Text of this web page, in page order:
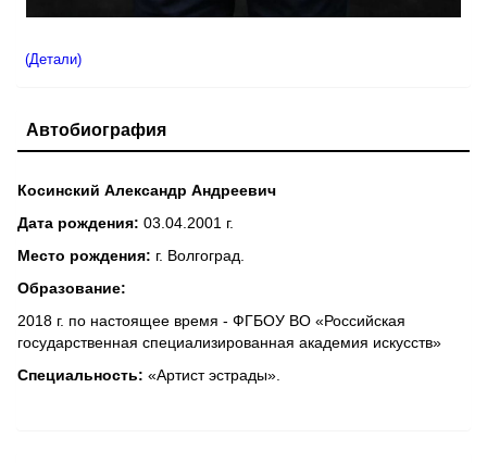
(Детали)
Автобиография
Косинский Александр Андреевич
Дата рождения: 03.04.2001 г.
Место рождения: г. Волгоград.
Образование:
2018 г. по настоящее время - ФГБОУ ВО «Российская
государственная специализированная академия искусств»
Специальность: «Артист эстрады».